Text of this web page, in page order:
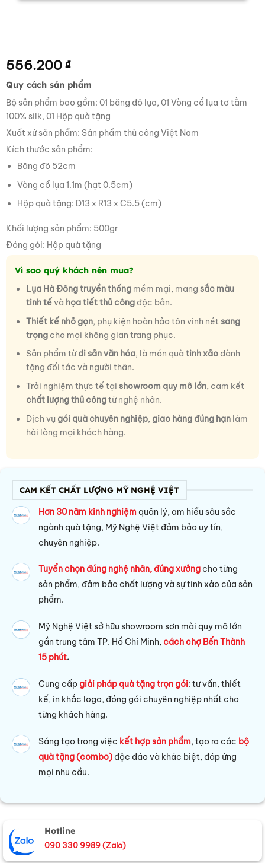
556.200 ₫
Quy cách sản phẩm
Bộ sản phẩm bao gồm: 01 băng đô lụa, 01 Vòng cổ lụa tơ tằm
100% silk, 01 Hộp quà tặng
Xuất xứ sản phẩm: Sản phẩm thủ công Việt Nam
Kích thước sản phẩm:
Băng đô 52cm
Vòng cổ lụa 1.1m (hạt 0.5cm)
Hộp quà tặng: D13 x R13 x C5.5 (cm)
Khối lượng sản phẩm: 500gr
Đóng gói: Hộp quà tặng
Vì sao quý khách nên mua?
Lụa Hà Đông truyền thốngmềm mại, mang sắc màu
tinh tếvà họa tiết thủ côngđộc bản.
Thiết kế nhỏ gọn, phụ kiện hoàn hảo tôn vinh nétsang
trọngcho mọi không gian trang phục.
Sản phẩm từdi sản văn hóa, là món quà tinh xảodành
tặng đối tác và người thân.
Trải nghiệm thực tế tại showroom quy mô lớn, cam kết
chất lượng thủ côngtừ nghệ nhân.
Dịch vụ gói quà chuyên nghiệp, giao hàng đúng hạnlàm
hài lòng mọi khách hàng.
CAM KẾT CHẤT LƯỢNG MỸ NGHỆ VIỆT
Hơn 30 năm kinh nghiệm quản lý, am hiểu sâu sắc
ngành quà tặng, Mỹ Nghệ Việt đảm bảo uy tín,
chuyên nghiệp.
Tuyển chọn đúng nghệ nhân, đúng xưởng cho từng
sản phẩm, đảm bảo chất lượng và sự tinh xảo của sản
phẩm.
Mỹ Nghệ Việt sở hữu showroom sơn mài quy mô lớn
gần trung tâm TP. Hồ Chí Minh,cách chợ Bến Thành
15 phút.
Cung cấpgiải pháp quà tặng trọn gói: tư vấn, thiết
kế, in khắc logo, đóng gói chuyên nghiệp nhất cho
từng khách hàng.
Sáng tạo trong việc kết hợp sản phẩm, tạo ra các bộ
quà tặng (combo) độc đáo và khác biệt, đáp ứng
mọi nhu cầu.
Hotline
090 330 9989 (Zalo)